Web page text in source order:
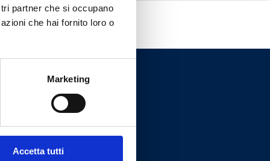
partner che si occupano
che hai fornito loro o
Marketing
Accetta tutti